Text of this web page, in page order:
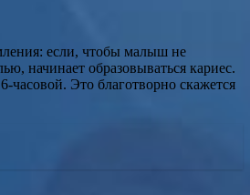
если, чтобы малыш не
начинает образовываться кариес.
Это благотворно скажется